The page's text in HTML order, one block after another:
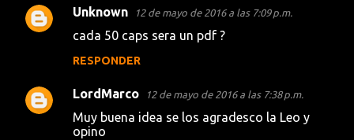
C
e
n
Unknown 12 de mayo de 2016 a las 7:09 p.m.
cada 50 caps sera un pdf ?
RESPONDER
LordMarco 12 de mayo de 2016 a las 7:38 p.m.
Muy buena idea se los agradesco la Leo y
opino